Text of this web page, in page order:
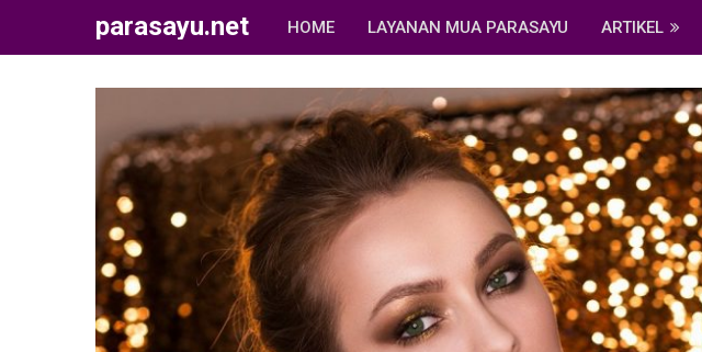
parasayu.net HOME LAYANAN MUA PARASAYU ARTIKEL